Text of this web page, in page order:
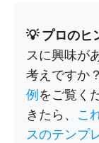
💡 プロのヒ
スに興味が
考えですか？
例 をご覧く
きたら、 こ
スのテンプ